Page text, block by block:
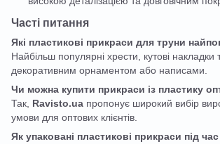
Часті питання
Які пластикові прикраси для труни
Найбільш популярні хрести, кутові накладки
декоративним орнаментом або написами.
Чи можна купити прикраси із пластику
Так, Ravisto.ua пропонує широкий вибір
умови для оптових клієнтів.
Як упаковані пластикові прикраси під